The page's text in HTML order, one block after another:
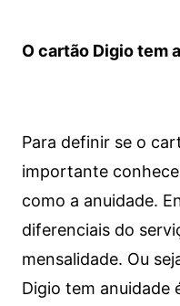
O cartão Digio tem
Para definir se o
importante
como a anuidade.
diferenciais do
mensalidade. Ou
Digio tem anuidade